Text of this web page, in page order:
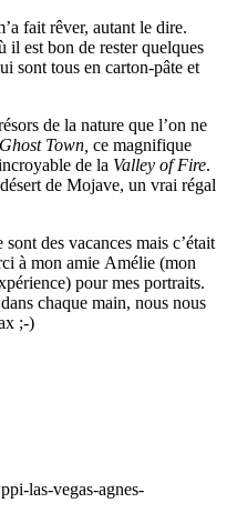
fait rêver, autant le dire.
il est bon de rester quelques
sont tous en carton-pâte et
de la nature que l’on ne
Town, ce magnifique
de la Valley of Fire.
de Mojave, un vrai régal
des vacances mais c’était
à mon amie Amélie (mon
pour mes portraits.
chaque main, nous nous
;-)